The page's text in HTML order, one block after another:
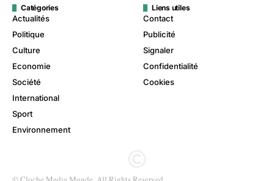
Catégories
Actualités
Politique
Culture
Economie
Société
International
Sport
Environnement
Liens utiles
Contact
Publicité
Signaler
Confidentialité
Cookies